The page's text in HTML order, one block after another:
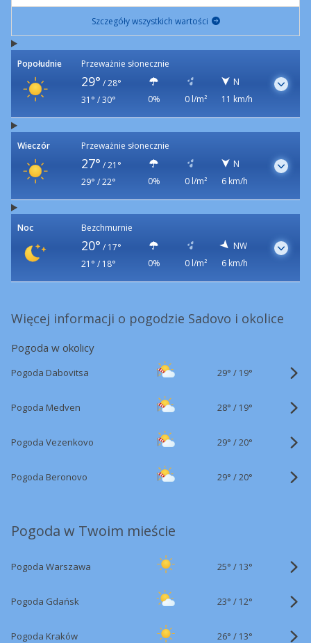
Szczegóły wszystkich wartości
Popołudnie Przeważnie słonecznie
29° / 28°
31° / 30°
0% 0 l/m²
N
11 km/h
Wieczór Przeważnie słonecznie
27° / 21°
29° / 22°
0% 0 l/m²
N
6 km/h
Noc Bezchmurnie
20° / 17°
21° / 18°
0% 0 l/m²
NW
6 km/h
Więcej informacji o pogodzie Sadovo i okolice
Pogoda w okolicy
Pogoda Dabovitsa 29° / 19°
Pogoda Medven 28° / 19°
Pogoda Vezenkovo 29° /20°
Pogoda Beronovo 29° /20°
Pogoda w Twoim mieście
Pogoda Warszawa 25° / 13°
Pogoda Gdańsk 23° / 12°
Pogoda Kraków 26° / 13°